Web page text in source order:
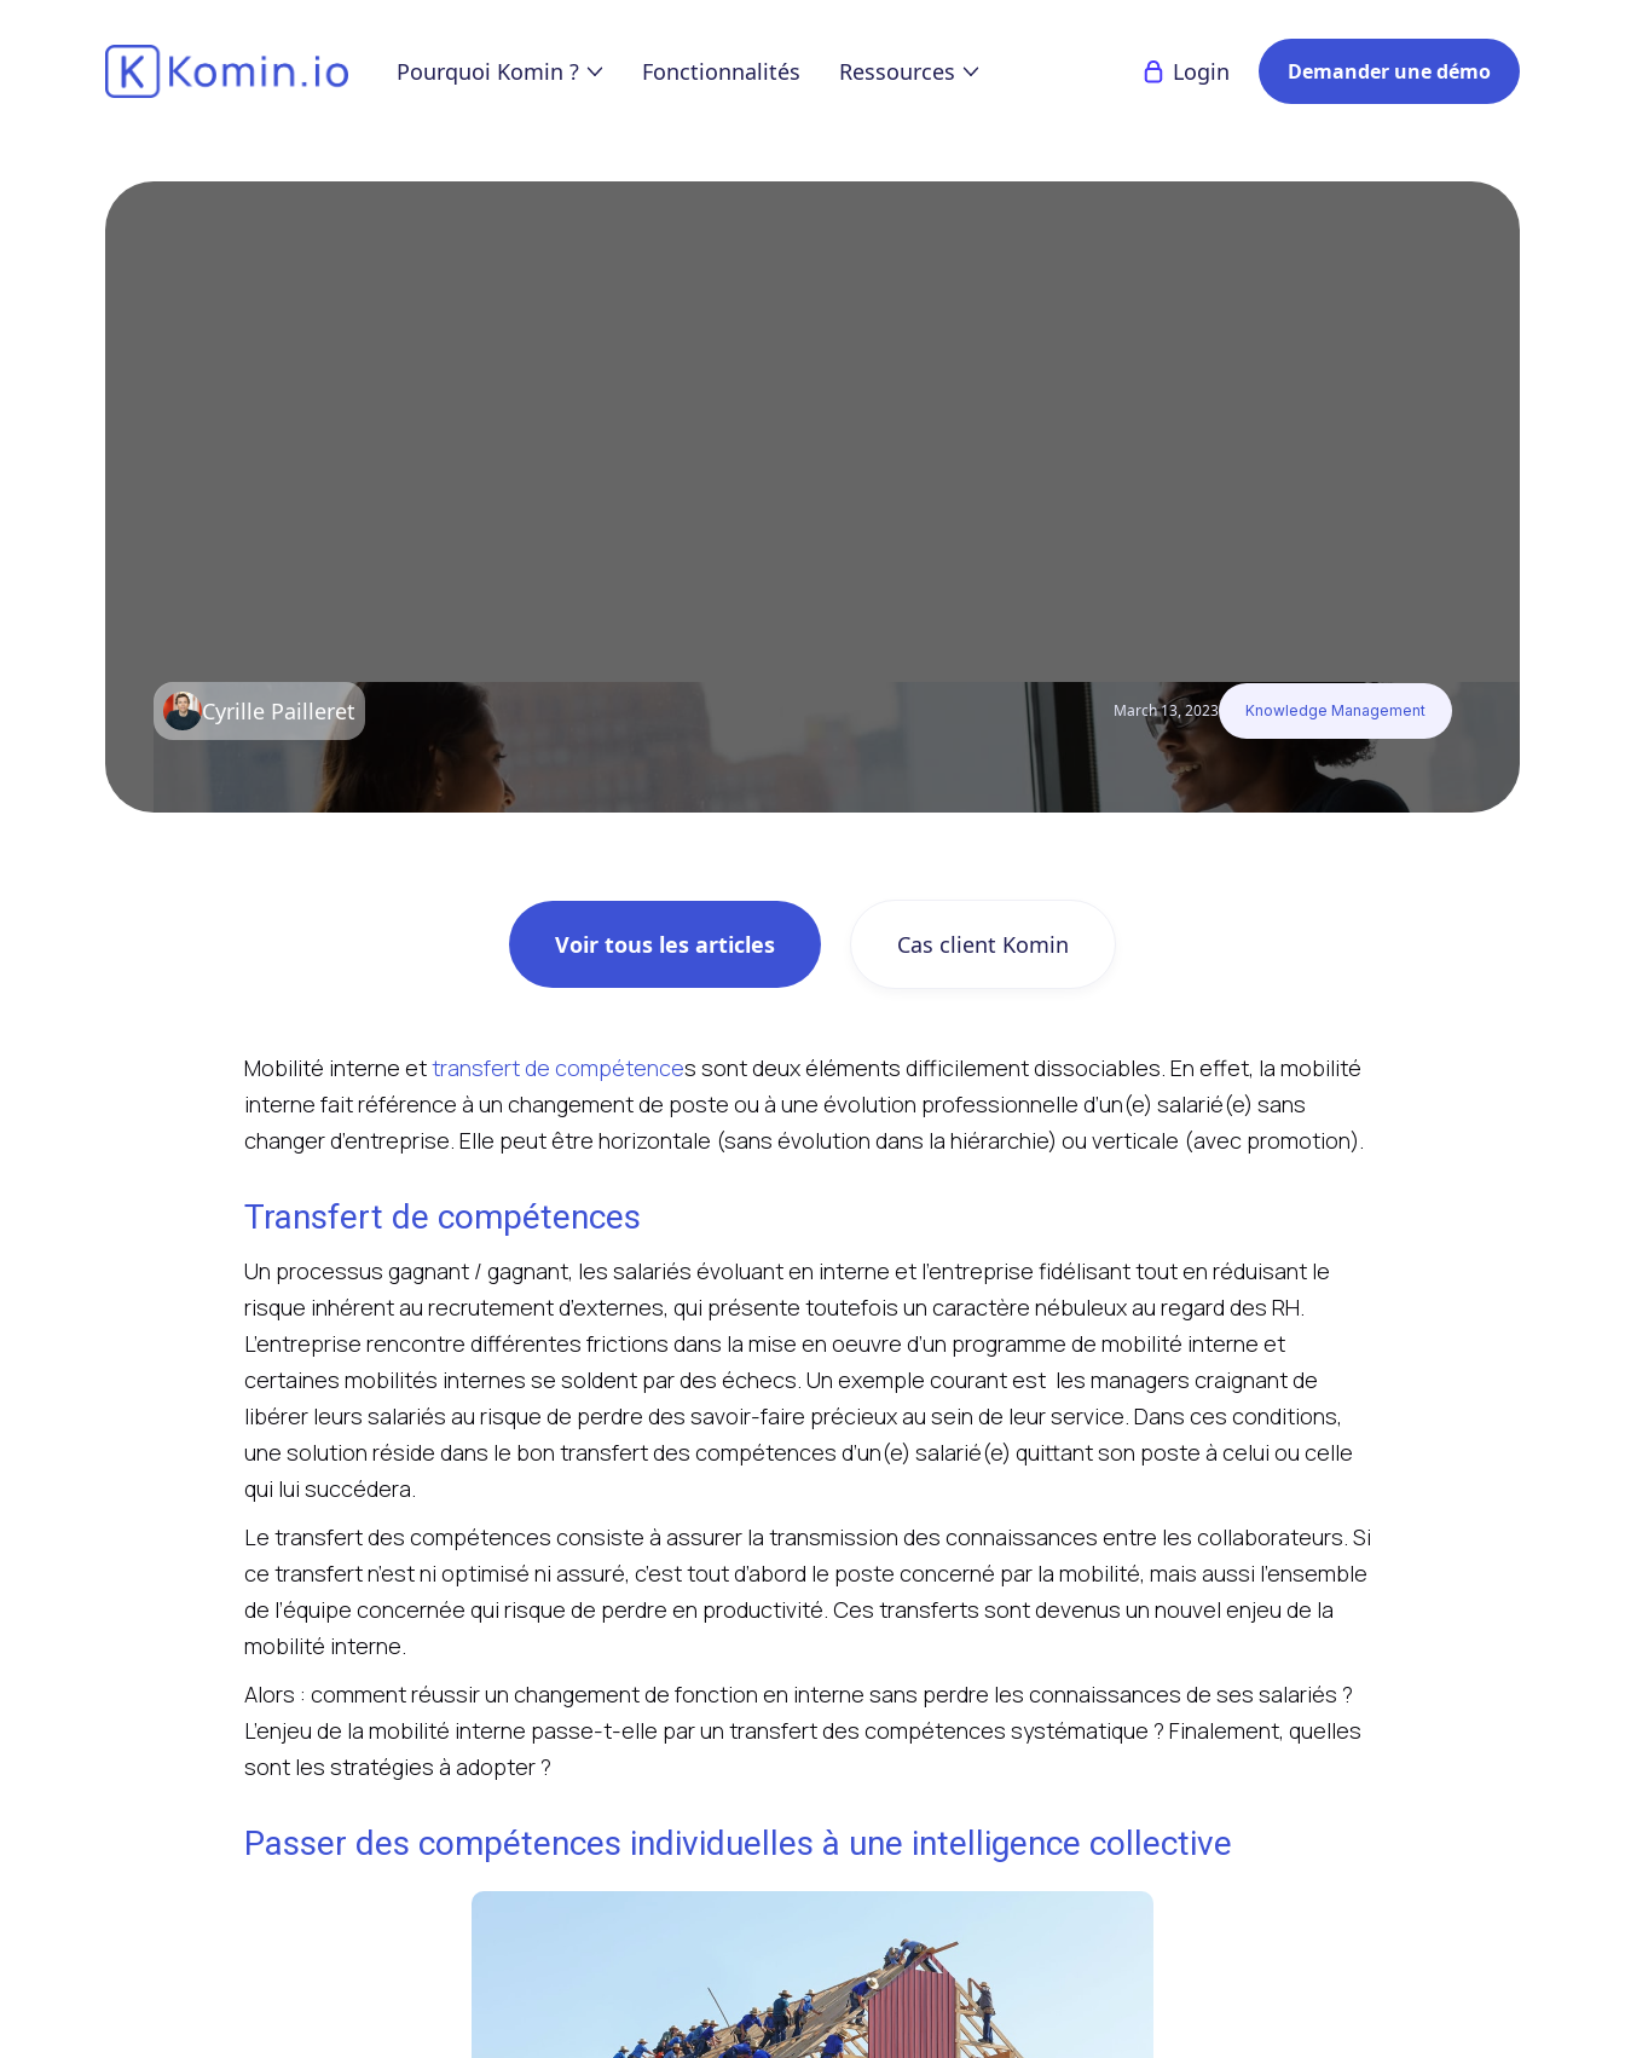
Pourquoi Komin ? Fonctionnalités Ressources Login Demander une démo
Cyrille Pailleret
March 13, 2023 Knowledge Management
Voir tous les articles Cas client Komin
Mobilité interne ettransfert de compétences sont deux éléments difficilement dissociables. En effet, la mobilité
interne fait référence à un changement de poste ou à une évolution professionnelle d’un(e) salarié(e) sans
changer d’entreprise. Elle peut être horizontale (sans évolution dans la hiérarchie) ou verticale (avec promotion).
Transfert de compétences
Un processus gagnant / gagnant, les salariés évoluant en interne et l’entreprise fidélisant tout en réduisant le
risque inhérent au recrutement d’externes, qui présente toutefois un caractère nébuleux au regard des RH.
L’entreprise rencontre différentes frictions dans la mise en oeuvre d’un programme de mobilité interne et
certaines mobilités internes se soldent par des échecs. Un exemple courant est les managers craignant de
libérer leurs salariés au risque de perdre des savoir-faire précieux au sein de leur service. Dans ces conditions,
une solution réside dans le bon transfert des compétences d’un(e) salarié(e) quittant son poste à celui ou celle
qui lui succédera.
Le transfert des compétences consiste à assurer la transmission des connaissances entre les collaborateurs. Si
ce transfert n’est ni optimisé ni assuré, c’est tout d’abord le poste concerné par la mobilité, mais aussi l’ensemble
de l’équipe concernée qui risque de perdre en productivité. Ces transferts sont devenus un nouvel enjeu de la
mobilité interne.
Alors : comment réussir un changement de fonction en interne sans perdre les connaissances de ses salariés ?
L’enjeu de la mobilité interne passe-t-elle par un transfert des compétences systématique ? Finalement, quelles
sont les stratégies à adopter ?
Passer des compétences individuelles à une intelligence collective